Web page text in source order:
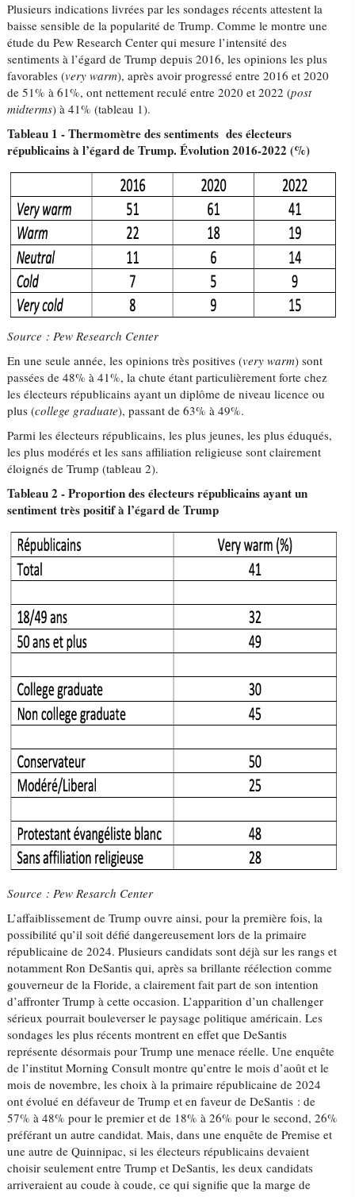
Plusieurs indications livrées par les sondages récents attestent la
baisse sensible de la popularité de Trump. Comme le montre une
étude du Pew Research Center qui mesure l’intensité des
sentiments à l’égard de Trump depuis 2016, les opinions les plus
favorables (very warm), après avoir progressé entre 2016 et 2020
de 51% à 61%, ont nettement reculé entre 2020 et 2022 (post
midterms) à 41% (tableau 1).
Tableau 1 - Thermomètre des sentiments des électeurs
républicains à l’égard de Trump. Évolution 2016-2022 (%)
Source : Pew Research Center
En une seule année, les opinions très positives (very warm) sont
passées de 48% à 41%, la chute étant particulièrement forte chez
les électeurs républicains ayant un diplôme de niveau licence ou
plus (college graduate), passant de 63% à 49%.
Parmi les électeurs républicains, les plus jeunes, les plus éduqués,
les plus modérés et les sans affiliation religieuse sont clairement
éloignés de Trump (tableau 2).
Tableau 2 - Proportion des électeurs républicains ayant un
sentiment très positif à l’égard de Trump
Source : Pew Resarch Center
L’affaiblissement de Trump ouvre ainsi, pour la première fois, la
possibilité qu’il soit défié dangereusement lors de la primaire
républicaine de 2024. Plusieurs candidats sont déjà sur les rangs et
notamment Ron DeSantis qui, après sa brillante réélection comme
gouverneur de la Floride, a clairement fait part de son intention
d’affronter Trump à cette occasion. L’apparition d’un challenger
sérieux pourrait bouleverser le paysage politique américain. Les
sondages les plus récents montrent en effet que DeSantis
représente désormais pour Trump une menace réelle. Une enquête
de l’institut Morning Consult montre qu’entre le mois d’août et le
mois de novembre, les choix à la primaire républicaine de 2024
ont évolué en défaveur de Trump et en faveur de DeSantis : de
57% à 48% pour le premier et de 18% à 26% pour le second, 26%
préférant un autre candidat. Mais, dans une enquête de Premise et
une autre de Quinnipac, si les électeurs républicains devaient
choisir seulement entre Trump et DeSantis, les deux candidats
arriveraient au coude à coude, ce qui signifie que la marge de